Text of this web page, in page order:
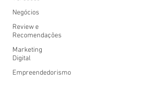
Negócios
Review e
Recomendações
Marketing
Digital
Empreendedorismo